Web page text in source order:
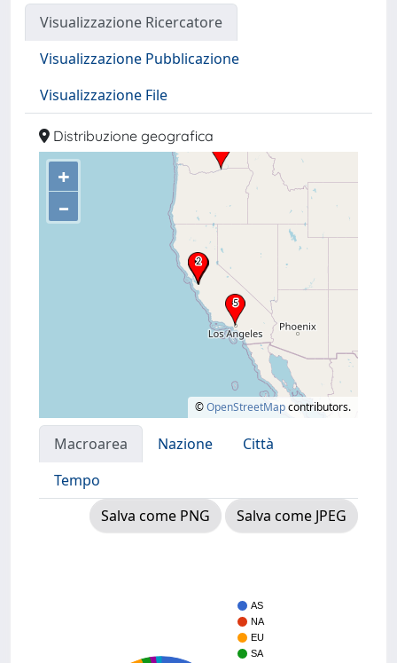
Visualizzazione Ricercatore
Visualizzazione Pubblicazione
Visualizzazione File
Distribuzione geografica
+
–
©OpenStreetMapcontributors.
Macroarea Nazione
Città
Tempo
Salva come PNG
Salva come JPEG
AS
NA
EU
SA